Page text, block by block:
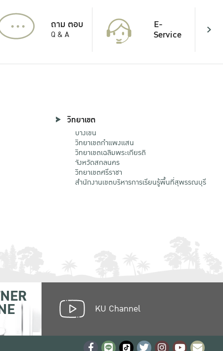
... ถาม ตอบ
Q & A
E-
Service
วิทยาเขต
บางเขน
วิทยาเขตกําแพงแสน
วิทยาเขตเฉลิมพระเกียรติ
จังหวัดสกลนคร
วิทยาเขตศรีราชา
สำนักงานเขตบริหารการเรียนรู้พื้นที่สุพรรณบุรี
KU Channel